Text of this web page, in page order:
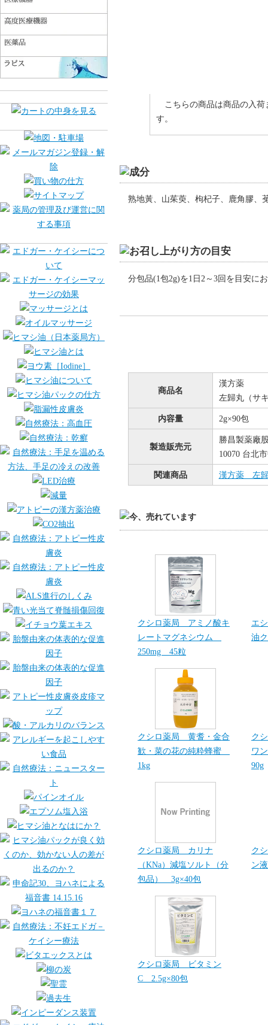
こちらの商品は商品の入
す。
熟地黃、山茱萸、枸杞子、鹿角膠、
分包品(1包2g)を1日2～3回を目安に
商品名
漢方薬
左歸丸（サ
内容量 2g×90包
製造販売元
勝昌製薬廠
10070 台北
関連商品 漢方薬 左
クシロ薬局 アミノ酸キ
レートマグネシウム
250mg 45粒
エ
油
クシロ薬局 黄耆・金合
歓・菜の花の純粋蜂蜜
1kg
ク
ワ
90g
クシロ薬局 カリナ
（KNa）減塩ソルト（分
包品） 3g×40包
ク
ン
クシロ薬局 ビタミン
C 2.5g×80包